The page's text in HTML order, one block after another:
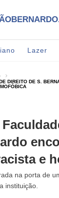
Lazer
DIREITO DE S.
e
na porta de
instituição.